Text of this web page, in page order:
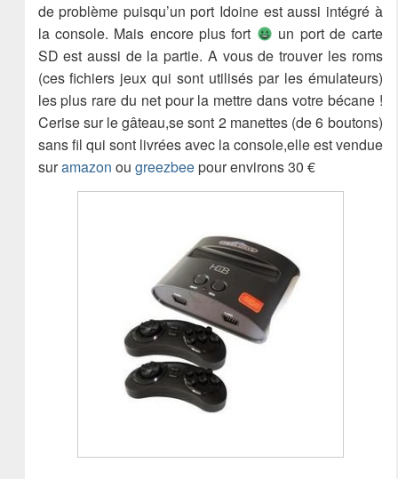
de problème puisqu’un port Idoine est aussi intégré à
la console. Mais encore plus fort
un port de carte
SD est aussi de la partie. A vous de trouver les roms
(ces fichiers jeux qui sont utilisés par les émulateurs)
les plus rare du net pour la mettre dans votre bécane !
Cerise sur le gâteau,se sont 2 manettes (de 6 boutons)
sans fil qui sont livrées avec la console,elle est vendue
suramazon ou greezbeepour environs 30 €